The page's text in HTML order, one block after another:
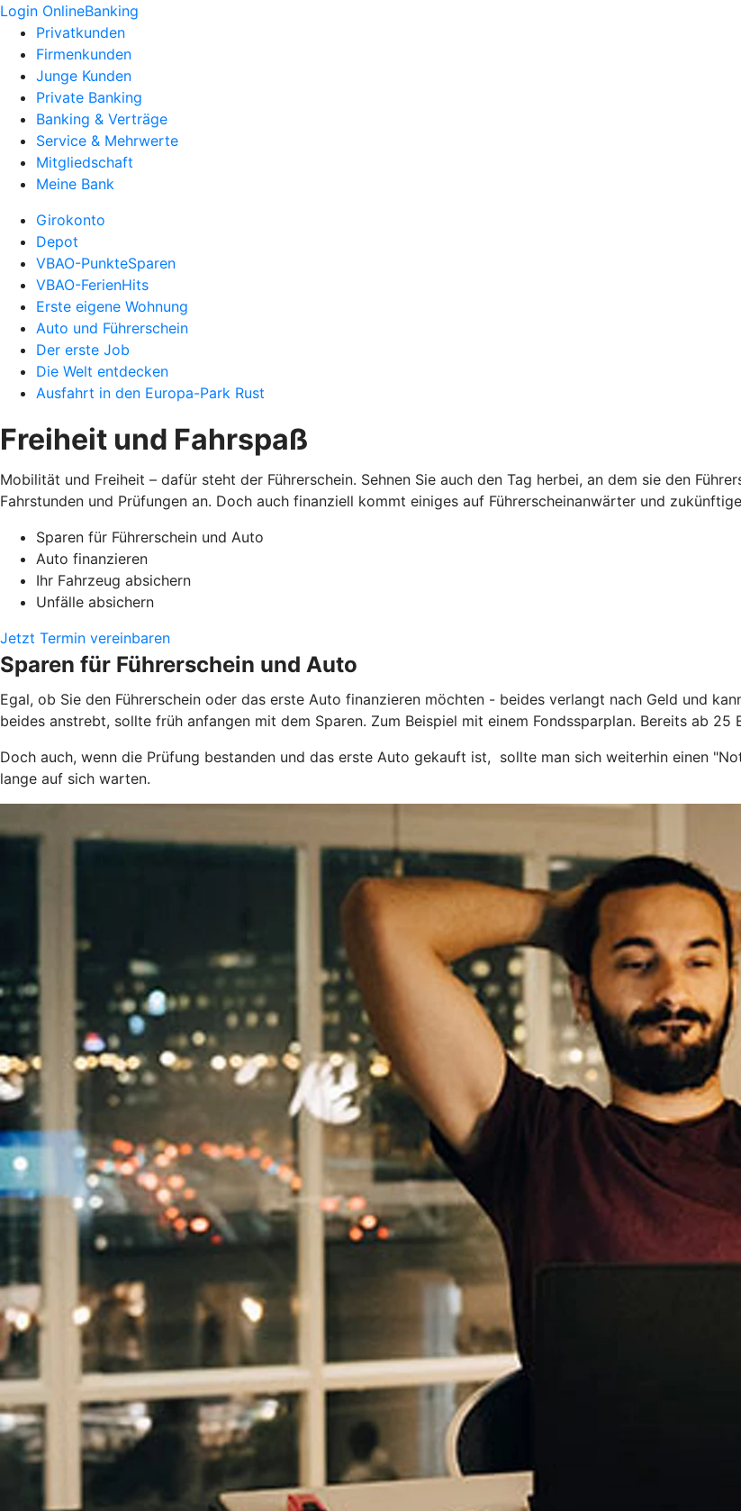
Login OnlineBanking
Privatkunden
Firmenkunden
Junge Kunden
Private Banking
Banking & Verträge
Service & Mehrwerte
Mitgliedschaft
Meine Bank
Girokonto
Depot
VBAO-PunkteSparen
VBAO-FerienHits
Erste eigene Wohnung
Auto und Führerschein
Der erste Job
Die Welt entdecken
Ausfahrt in den Europa-Park Rust
Freiheit und Fahrspaß
Mobilität und Freiheit – dafür steht der Führerschein. Sehnen Sie auch den Tag herbei, an dem sie den
Fahrstunden und Prüfungen an. Doch auch finanziell kommt einiges auf Führerscheinanwärter und
Sparen für Führerschein und Auto
Auto finanzieren
Ihr Fahrzeug absichern
Unfälle absichern
Jetzt Termin vereinbaren
Sparen für Führerschein und Auto
Egal, ob Sie den Führerschein oder das erste Auto finanzieren möchten - beides verlangt nach Geld und
beides anstrebt, sollte früh anfangen mit dem Sparen. Zum Beispiel mit einem Fondssparplan. Bereits ab
Doch auch, wenn die Prüfung bestanden und das erste Auto gekauft ist, sollte man sich weiterhin einen
lange auf sich warten.